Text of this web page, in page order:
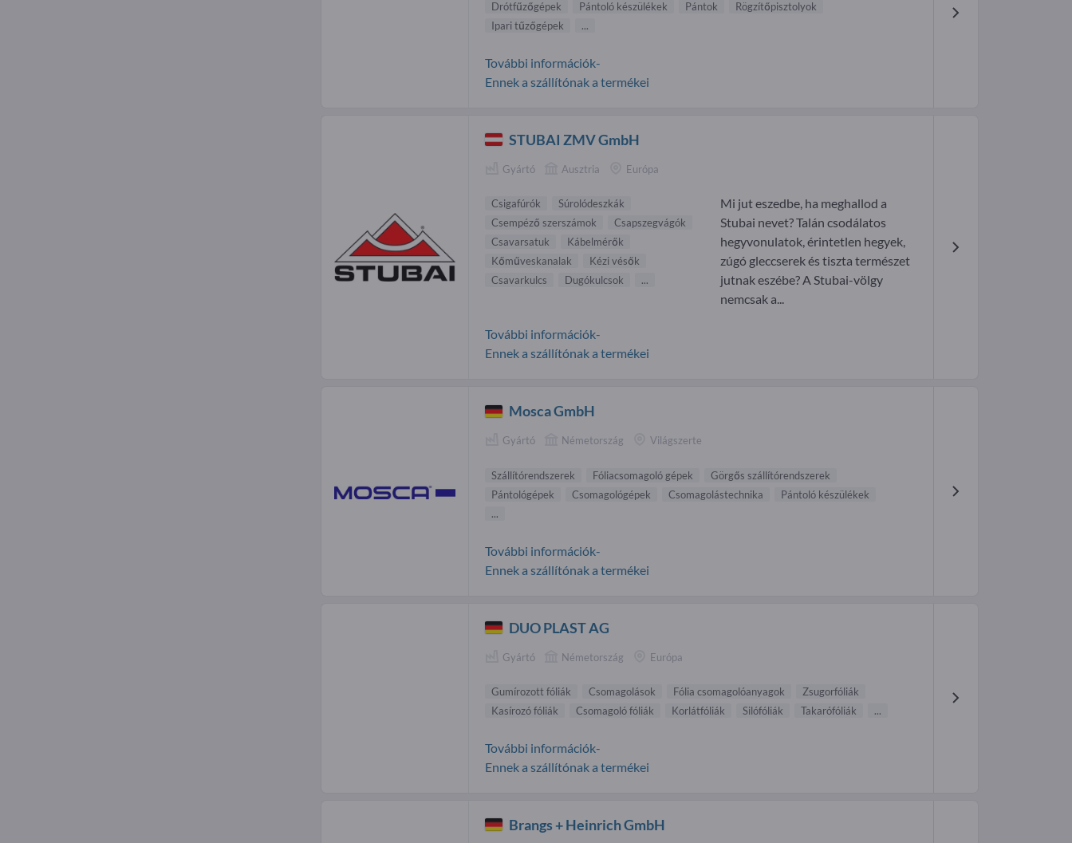
Drótfűzőgépek Pántoló készülékek Pántok
Rögzítőpisztolyok
Ipari tűzőgépek
...
További információk-
Ennek a szállítónak a termékei
STUBAI ZMV GmbH
Gyártó Ausztria Európa
Csigafúrók
Súrolódeszkák
Csempéző szerszámok
Csapszegvágók
Csavarsatuk
Kábelmérők
Kőműveskanalak
Kézi vésők
Csavarkulcs
Dugókulcsok ...
Mi jut eszedbe, ha meghallod a
Stubai nevet? Talán csodálatos
hegyvonulatok, érintetlen hegyek,
zúgó gleccserek és tiszta természet
jutnak eszébe? A Stubai-völgy
nemcsak a...
További információk-
Ennek a szállítónak a termékei
Mosca GmbH
Gyártó Németország Világszerte
Szállítórendszerek Fóliacsomagoló gépek
Görgős szállítórendszerek
Pántológépek
Csomagológépek Csomagolástechnika
Pántoló készülékek
...
További információk-
Ennek a szállítónak a termékei
DUO PLAST AG
Gyártó Németország Európa
Gumírozott fóliák Csomagolások Fólia csomagolóanyagok
Zsugorfóliák
Kasírozó fóliák
Csomagoló fóliák Korlátfóliák Silófóliák Takarófóliák ...
További információk-
Ennek a szállítónak a termékei
Brangs + Heinrich GmbH